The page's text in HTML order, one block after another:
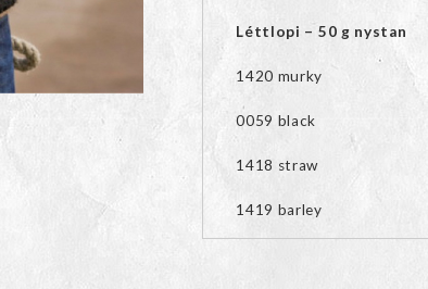
Léttlopi – 50 g nystan
1420 murky
0059 black
1418 straw
1419 barley